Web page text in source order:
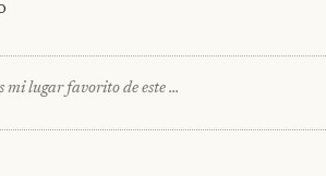
mi lugar favorito de este …